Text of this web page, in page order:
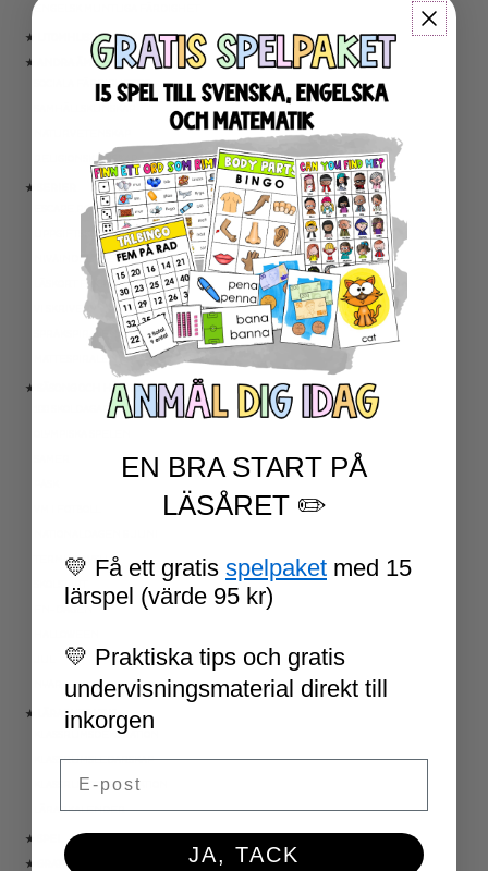
ENGELSK MUNTLIGA FÄRDIGHET
★ UTOMHUSPEDAGOGIK
★ ANDRA ÄMNEN
SOCIALA FÄRDIGHETER
RELIGIONSKUNSKAP
★ SERIER
ESCAPE ROOMS
UPPGIFTSKORT SVENSKA
NIVÅINDELADE LÄSTEXTER
LÄSKORT FAKTA
VI SKRIVER
SPRÅKSPIRALEN
MATTESPIRALEN
★ SÄSONG OCH HÖGTIDER
100 SKOLDAGAR
TERMINSAVSLUT
★ LÄRARVERKTYG
KLASSRUMSDEKORATION
KLASSRUMSLEDARSKAP
KLASSRUMSORGANISATION
LÄRARKALENDER
★ SPEL
★ GRATIS
EN BRA START PÅ
LÄSÅRET ✏️
💛 Få ett gratis spelpaket med 15
lärspel (värde 95 kr)
💛 Praktiska tips och gratis
undervisningsmaterial direkt till
inkorgen
JA, TACK